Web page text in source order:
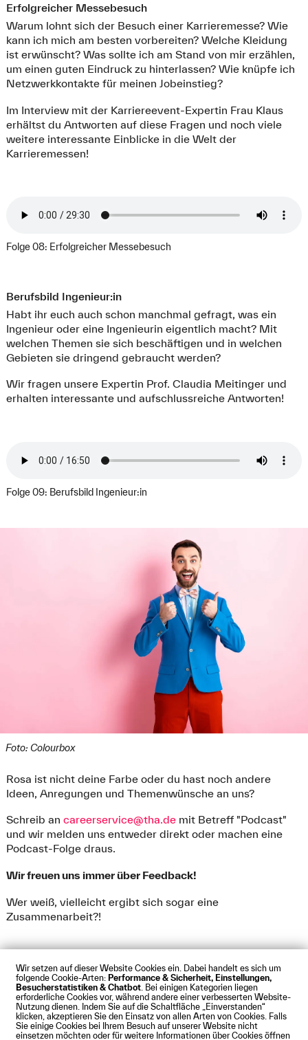
Wir setzen auf dieser Website Cookies ein. Dabei handelt es sich um
folgende Cookie-Arten: Performance & Sicherheit, Einstellungen,
Besucherstatistiken & Chatbot . Bei einigen Kategorien liegen
erforderliche Cookies vor, während andere einer verbesserten Website-
Nutzung dienen. Indem Sie auf die Schaltfläche „Einverstanden“
klicken, akzeptieren Sie den Einsatz von allen Arten von Cookies. Falls
Sie einige Cookies bei Ihrem Besuch auf unserer Website nicht
einsetzen möchten oder für weitere Informationen über Cookies öffnen
Erfolgreicher Messebesuch
Warum lohnt sich der Besuch einer Karrieremesse? Wie
kann ich mich am besten vorbereiten? Welche Kleidung
ist erwünscht? Was sollte ich am Stand von mir erzählen,
um einen guten Eindruck zu hinterlassen? Wie knüpfe ich
Netzwerkkontakte für meinen Jobeinstieg?
Im Interview mit der Karriereevent-Expertin Frau Klaus
erhältst du Antworten auf diese Fragen und noch viele
weitere interessante Einblicke in die Welt der
Karrieremessen!
Folge 08: Erfolgreicher Messebesuch
Berufsbild Ingenieur:in
Habt ihr euch auch schon manchmal gefragt, was ein
Ingenieur oder eine Ingenieurin eigentlich macht? Mit
welchen Themen sie sich beschäftigen und in welchen
Gebieten sie dringend gebraucht werden?
Wir fragen unsere Expertin Prof. Claudia Meitinger und
erhalten interessante und aufschlussreiche Antworten!
Folge 09: Berufsbild Ingenieur:in
Foto: Colourbox
Rosa ist nicht deine Farbe oder du hast noch andere
Ideen, Anregungen und Themenwünsche an uns?
Schreib an careerservice@tha.demit Betreff "Podcast"
und wir melden uns entweder direkt oder machen eine
Podcast-Folge draus.
Wir freuen uns immer über Feedback!
Wer weiß, vielleicht ergibt sich sogar eine
Zusammenarbeit?!
Impressum Datenschutz Cookies
Barrierefreiheit
Kontakt Presse Anfahrt Intranet Webmail
© Technische Hochschule Augsburg